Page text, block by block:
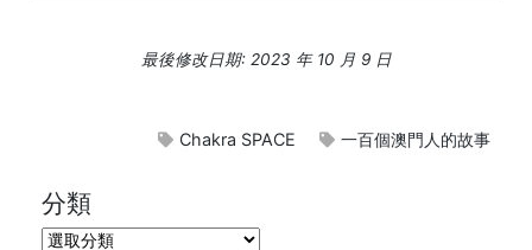
最後修改日期: 2023 年 10 月 9 日
Chakra SPACE 一百個澳門人的故事
分類
分